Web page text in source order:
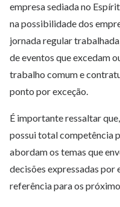
empresa sediada no
na possibilidade dos
jornada regular
de eventos que excedam
trabalho comum e
ponto por exceção.
É importante ressaltar
possui total competência
abordam os temas que
decisões expressadas
referência para os